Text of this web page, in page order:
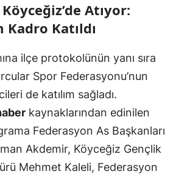
Atıyor:
Katıldı
ilçe protokolünün yanı sıra
Spor Federasyonu’nun
de katılım sağladı.
kaynaklarından edinilen
Federasyon As Başkanları
Akdemir, Köyceğiz Gençlik
Mehmet Kaleli, Federasyon